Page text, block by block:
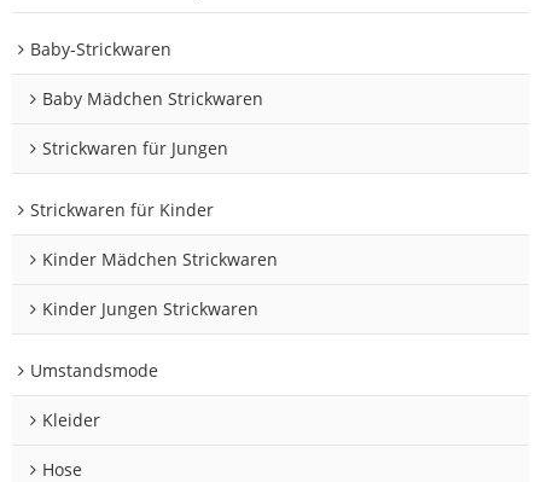
Baby-Strickwaren
Baby Mädchen Strickwaren
Strickwaren für Jungen
Strickwaren für Kinder
Kinder Mädchen Strickwaren
Kinder Jungen Strickwaren
Umstandsmode
Kleider
Hose